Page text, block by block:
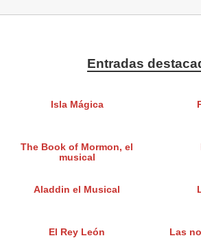
Entradas
Isla Mágica
The Book of Mormon, el
musical
Aladdin el Musical
El Rey León
Las